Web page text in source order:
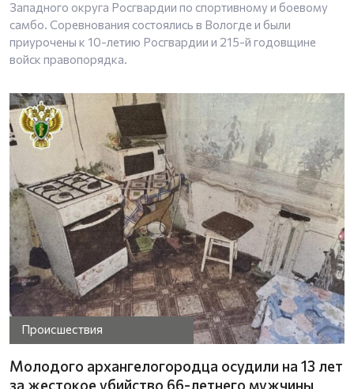
Западного округа Росгвардии по спортивному и боевому
самбо. Соревнования состоялись в Вологде и были
приурочены к 10-летию Росгвардии и 215-й годовщине
войск правопорядка.
Происшествия
Молодого архангелогородца осудили на 13 лет
за жестокое убийство 66-летнего мужчины